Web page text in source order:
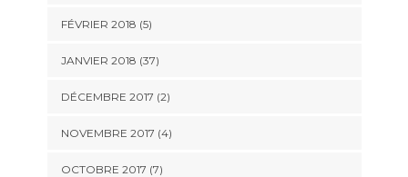
FÉVRIER 2018 (5)
JANVIER 2018 (37)
DÉCEMBRE 2017 (2)
NOVEMBRE 2017 (4)
OCTOBRE 2017 (7)